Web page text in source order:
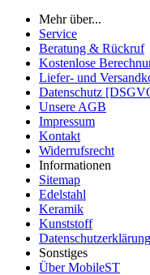
Mehr über...
Service
Beratung & Rückruf
Kostenlose
Liefer- und
Datenschutz
Unsere AGB
Impressum
Kontakt
Widerrufsrecht
Informationen
Sitemap
Edelstahl
Keramik
Kunststoff
Datenschutzerklärung
Sonstiges
Über MobileST